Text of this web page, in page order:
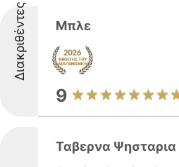
Διακριθέντες Μπλε
9
Ταβερνα